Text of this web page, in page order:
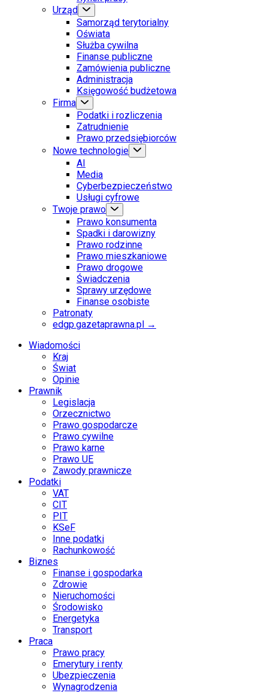
Urząd
Samorząd terytorialny
Oświata
Służba cywilna
Finanse publiczne
Zamówienia publiczne
Administracja
Księgowość budżetowa
Firma
Podatki i rozliczenia
Zatrudnienie
Prawo przedsiębiorców
Nowe technologie
AI
Media
Cyberbezpieczeństwo
Usługi cyfrowe
Twoje prawo
Prawo konsumenta
Spadki i darowizny
Prawo rodzinne
Prawo mieszkaniowe
Prawo drogowe
Świadczenia
Sprawy urzędowe
Finanse osobiste
Patronaty
edgp.gazetaprawna.pl →
Wiadomości
Kraj
Świat
Opinie
Prawnik
Legislacja
Orzecznictwo
Prawo gospodarcze
Prawo cywilne
Prawo karne
Prawo UE
Zawody prawnicze
Podatki
VAT
CIT
PIT
KSeF
Inne podatki
Rachunkowość
Biznes
Finanse i gospodarka
Zdrowie
Nieruchomości
Środowisko
Energetyka
Transport
Praca
Prawo pracy
Emerytury i renty
Ubezpieczenia
Wynagrodzenia